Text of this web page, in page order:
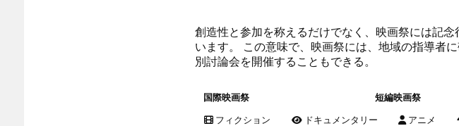
創造性と参加を称えるだけでなく、映画祭には記
います。 この意味で、映画祭には、地域の指導者
別討論会を開催することもできる。
国際映画祭 短編映画祭
フィクション ドキュメンタリー アニメ